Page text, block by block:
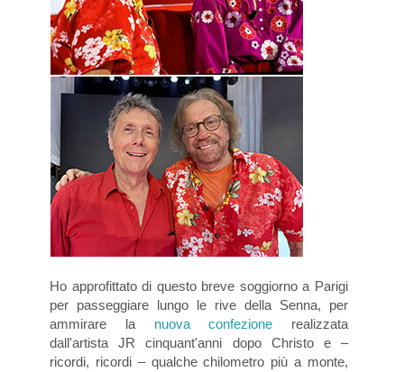
Ho approfittato di questo breve soggiorno a Parigi
per passeggiare lungo le rive della Senna, per
ammirare lanuova confezione realizzata
dall'artista JR cinquant'anni dopo Christo e –
ricordi, ricordi – qualche chilometro più a monte,